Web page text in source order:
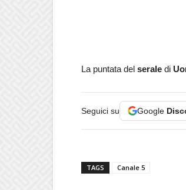
La puntata del serale di
Seguici su Google
TAGS Canale 5